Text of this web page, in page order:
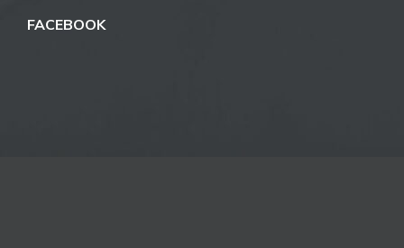
FACEBOOK